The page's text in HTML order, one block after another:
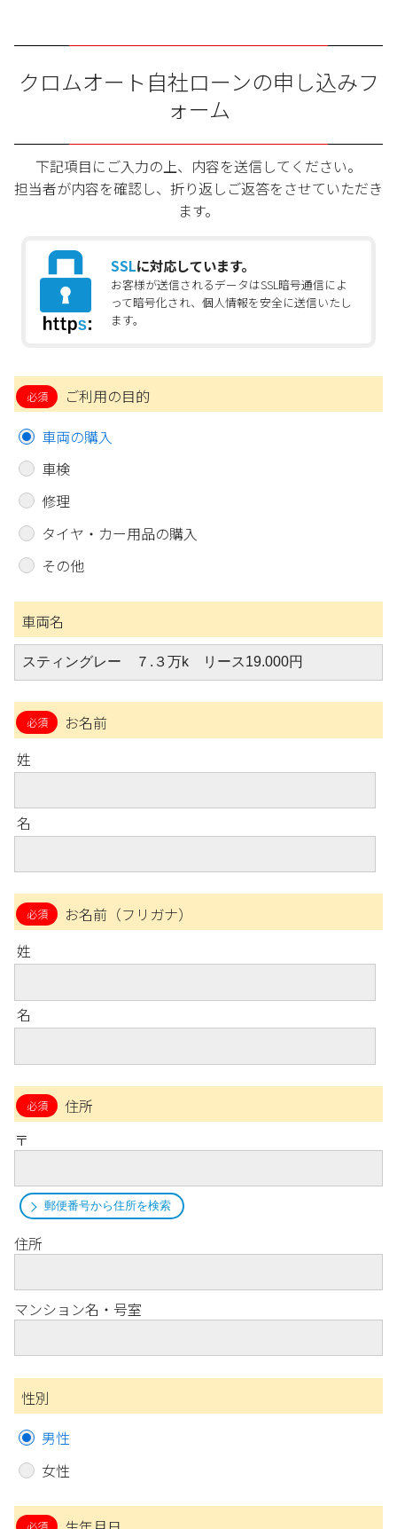
クロムオート自社ローンの申し込みフ
ォーム
下記項目にご入力の上、内容を送信してください。
担当者が内容を確認し、折り返しご返答をさせていただき
ます。
SSLに対応しています。
お客様が送信されるデータはSSL暗号通信によ
って暗号化され、個人情報を安全に送信いたし
ます。
ご利用の目的
車両の購入
車検
修理
タイヤ・カー用品の購入
その他
車両名
お名前
姓
名
お名前（フリガナ）
姓
名
住所
〒
郵便番号から住所を検索
住所
マンション名・号室
性別
男性
女性